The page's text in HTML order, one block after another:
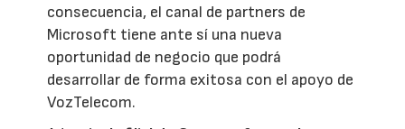
consecuencia, el canal de partners de
Microsoft tiene ante sí una nueva
oportunidad de negocio que podrá
desarrollar de forma exitosa con el apoyo de
VozTelecom.